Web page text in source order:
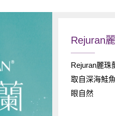
Rejuran
Rejuran麗
取自深海鮭
眼自然